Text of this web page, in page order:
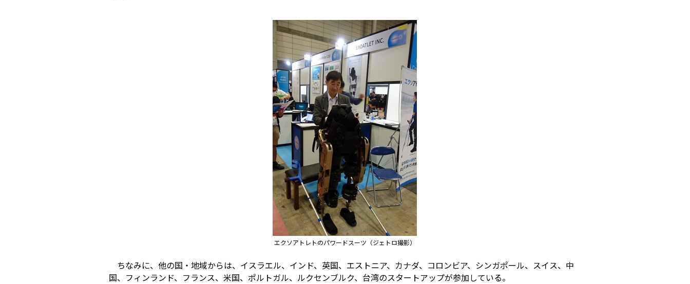
エクソアトレトのパワードスーツ（ジェトロ撮影）
ちなみに、他の国・地域からは、イスラエル、インド、英国、エストニア、カナダ、コロンビア、シンガポール、スイス、中
国、フィンランド、フランス、米国、ポルトガル、ルクセンブルク、台湾のスタートアップが参加している。